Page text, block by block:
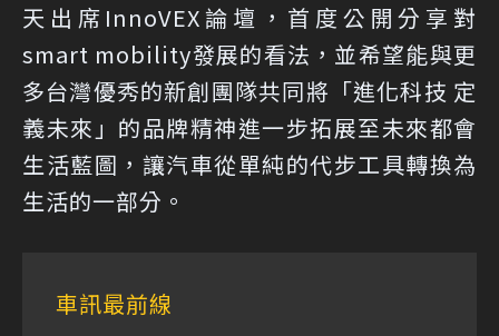
天出席InnoVEX論壇，首度公開分享對
smart mobility發展的看法，並希望能與更
多台灣優秀的新創團隊共同將「進化科技 定
義未來」的品牌精神進一步拓展至未來都會
生活藍圖，讓汽車從單純的代步工具轉換為
生活的一部分。
車訊最前線